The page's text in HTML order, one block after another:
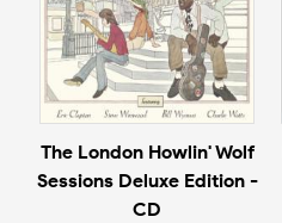
The London Howlin' Wolf
Sessions Deluxe Edition -
CD